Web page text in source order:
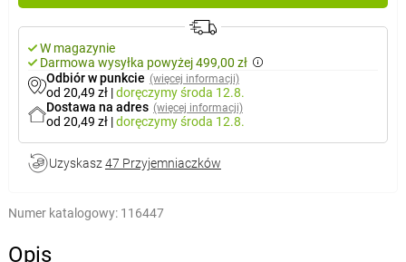
W magazynie
Darmowa wysyłka powyżej 499,00 zł
Odbiór w punkcie (więcej informacji)
od 20,49 zł |doręczymyśroda 12.8.
Dostawa na adres (więcej informacji)
od 20,49 zł |doręczymyśroda 12.8.
Uzyskasz 47 Przyjemniaczków
Numer katalogowy: 116447
Opis